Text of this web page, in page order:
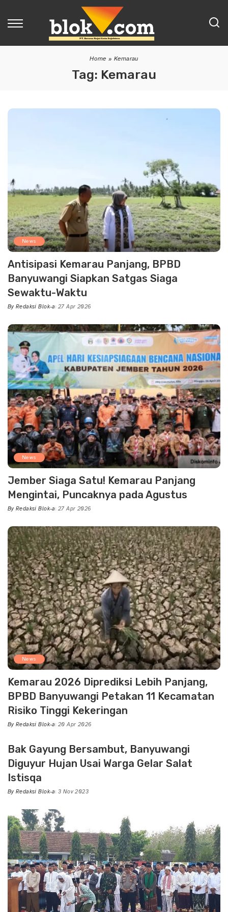
Home » Kemarau
Tag: Kemarau
News
Antisipasi Kemarau Panjang, BPBD
Banyuwangi Siapkan Satgas Siaga
Sewaktu-Waktu
Posted
By Redaksi Blok-a 27 Apr 2026
News
Jember Siaga Satu! Kemarau Panjang
Mengintai, Puncaknya pada Agustus
Posted
By Redaksi Blok-a 27 Apr 2026
News
Kemarau 2026 Diprediksi Lebih Panjang,
BPBD Banyuwangi Petakan 11 Kecamatan
Risiko Tinggi Kekeringan
Posted
By Redaksi Blok-a 20 Apr 2026
Bak Gayung Bersambut, Banyuwangi
Diguyur Hujan Usai Warga Gelar Salat
Istisqa
Posted
By Redaksi Blok-a 3 Nov 2023